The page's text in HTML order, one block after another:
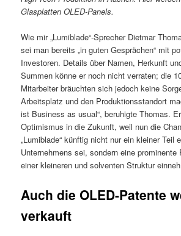
Glasplatten OLED-Panels.
Wie mir „Lumiblade“-Sprecher Dietmar
sei man bereits „in guten Gesprächen“ mit
Investoren. Details über Namen, Herkunft
Summen könne er noch nicht verraten; die
Mitarbeiter bräuchten sich jedoch keine
Arbeitsplatz und den Produktionsstandort
ist Business as usual“, beruhigte Thomas.
Optimismus in die Zukunft, weil nun die
„Lumiblade“ künftig nicht nur ein kleiner Teil
Unternehmens sei, sondern eine prominente
einer kleineren und solventen Struktur
Auch die OLED-Patente
verkauft